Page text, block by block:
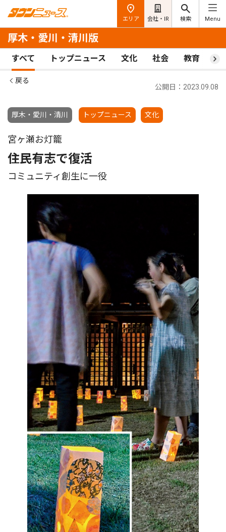
エリア 会社・IR 検索 Menu
厚木・愛川・清川版
すべて トップニュース 文化 社会 教育 ス
戻る
厚木・愛川・清川 トップニュース 文化
公開日：2023.09.08
宮ヶ瀬お灯籠
住民有志で復活
コミュニティ創生に一役